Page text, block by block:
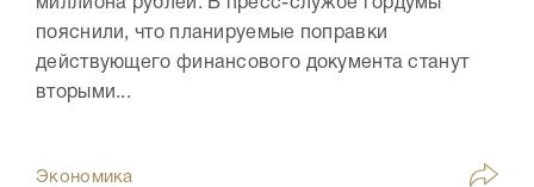
миллиона рублей. В пресс-службе гордумы
пояснили, что планируемые поправки
действующего финансового документа станут
вторыми...
Экономика